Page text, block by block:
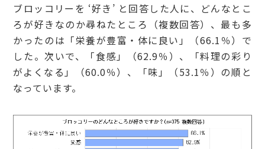
ブロッコリーを ‘好き’ と回答した人に、どんなとこ
ろが好きなのか尋ねたところ（複数回答）、最も多
かったのは「栄養が豊富・体に良い」（66.1％）で
した。次いで、「食感」（62.9％）、「料理の彩り
がよくなる」（60.0％）、「味」（53.1％）の順と
なっています。